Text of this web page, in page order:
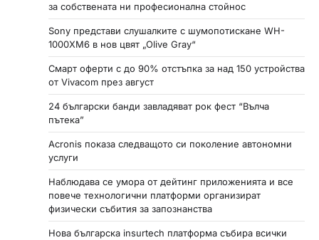
за собствената ни професионална стойнос
Sony представи слушалките с шумопотискане WH-
1000XM6 в нов цвят „Olive Gray“
Смарт оферти с до 90% отстъпка за над 150 устройства
от Vivacom през август
24 български банди завладяват рок фест “Вълча
пътека”
Acronis показа следващото си поколение автономни
услуги
Наблюдава се умора от дейтинг приложенията и все
повече технологични платформи организират
физически събития за запознанства
Нова българска insurtech платформа събира всички